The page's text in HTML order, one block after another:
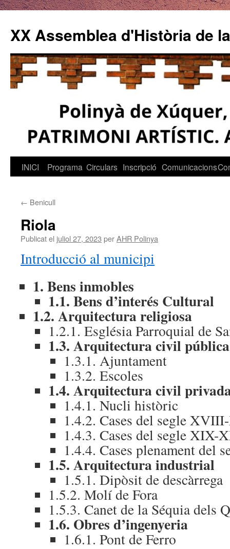
contingut
XX Assemblea d'Història de
INICI Programa Circulars Inscripció Comunicacions
← Benicull
Riola
Publicat el juliol 27, 2023 perAHR Polinya
Introducció al municipi
1. Bens inmobles
1.1. Bens d’interés Cultural
1.2. Arquitectura religiosa
1.2.1. Església Parroquial de
1.3. Arquitectura civil pública
1.3.1. Ajuntament
1.3.2. Escoles
1.4. Arquitectura civil
1.4.1. Nucli històric
1.4.2. Cases del segle
1.4.3. Cases del segle XIX-
1.4.4. Cases plenament del
1.5. Arquitectura industrial
1.5.1. Dipòsit de descàrrega
1.5.2. Molí de Fora
1.5.3. Canet de la Séquia dels
1.6. Obres d’ingenyeria
1.6.1. Pont de Ferro